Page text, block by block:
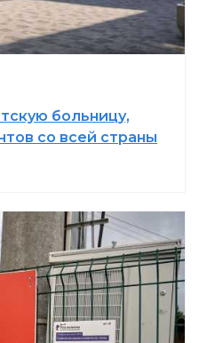
больницу,
со всей страны